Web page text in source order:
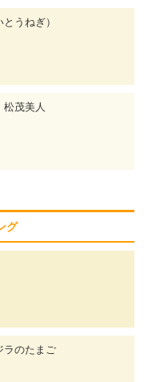
うねぎ）
茂美人
グ
のたまご